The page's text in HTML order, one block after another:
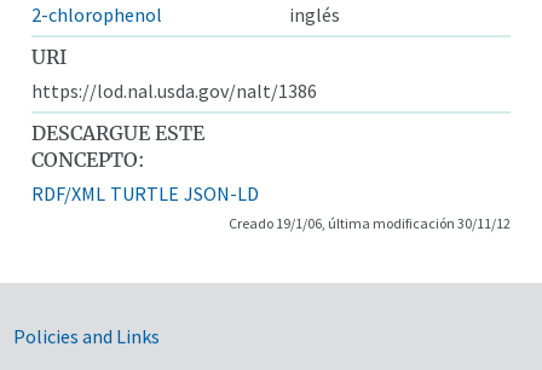
2-chlorophenol
inglés
URI
https://lod.nal.usda.gov/nalt/1386
DESCARGUE ESTE
CONCEPTO:
RDF/XML TURTLE JSON-LD
Creado 19/1/06, última modificación 30/11/12
Government Links
Policies and Links